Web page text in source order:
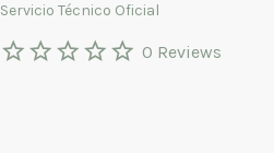
Servicio Técnico Oficial
0 Reviews